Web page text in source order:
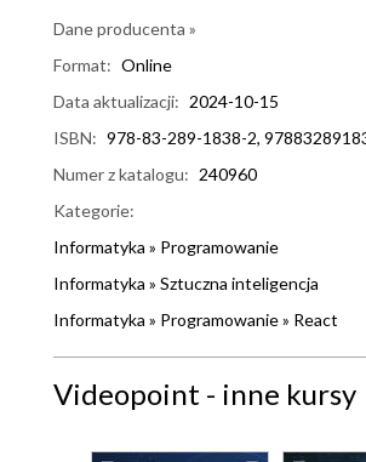
Dane producenta »
Format: Online
Data aktualizacji: 2024-10-15
ISBN: 978-83-289-1838-2,
Numer z katalogu: 240960
Kategorie:
Informatyka » Programowanie
Informatyka » Sztuczna inteligencja
Informatyka » Programowanie» React
Videopoint - inne kursy